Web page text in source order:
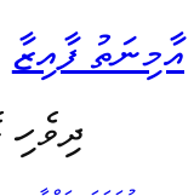
އާމިނަތު ފާއިޒާ
ދިވެހި